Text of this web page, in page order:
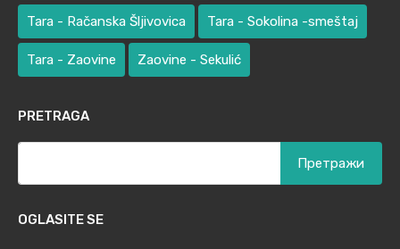
Tara - Račanska Šljivovica Tara - Sokolina -smeštaj
Tara - Zaovine Zaovine - Sekulić
PRETRAGA
OGLASITE SE